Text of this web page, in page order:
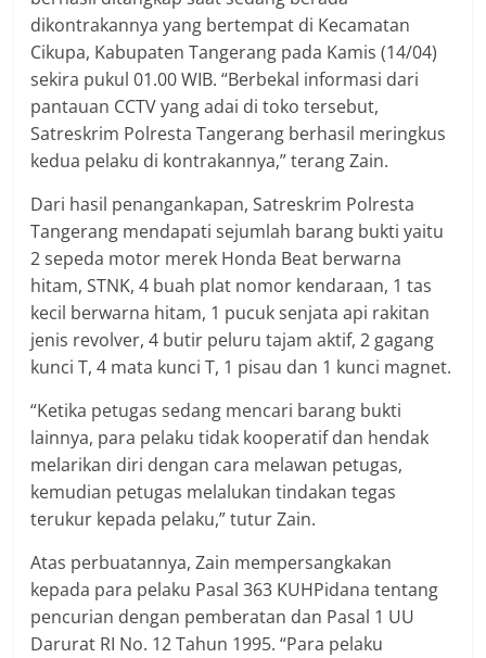
dikontrakannya yang bertempat di Kecamatan
Cikupa, Kabupaten Tangerang pada Kamis (14/04)
sekira pukul 01.00 WIB. “Berbekal informasi dari
pantauan CCTV yang adai di toko tersebut,
Satreskrim Polresta Tangerang berhasil meringkus
kedua pelaku di kontrakannya,” terang Zain.
Dari hasil penangankapan, Satreskrim Polresta
Tangerang mendapati sejumlah barang bukti yaitu
2 sepeda motor merek Honda Beat berwarna
hitam, STNK, 4 buah plat nomor kendaraan, 1 tas
kecil berwarna hitam, 1 pucuk senjata api rakitan
jenis revolver, 4 butir peluru tajam aktif, 2 gagang
kunci T, 4 mata kunci T, 1 pisau dan 1 kunci magnet.
“Ketika petugas sedang mencari barang bukti
lainnya, para pelaku tidak kooperatif dan hendak
melarikan diri dengan cara melawan petugas,
kemudian petugas melalukan tindakan tegas
terukur kepada pelaku,” tutur Zain.
Atas perbuatannya, Zain mempersangkakan
kepada para pelaku Pasal 363 KUHPidana tentang
pencurian dengan pemberatan dan Pasal 1 UU
Darurat RI No. 12 Tahun 1995. “Para pelaku